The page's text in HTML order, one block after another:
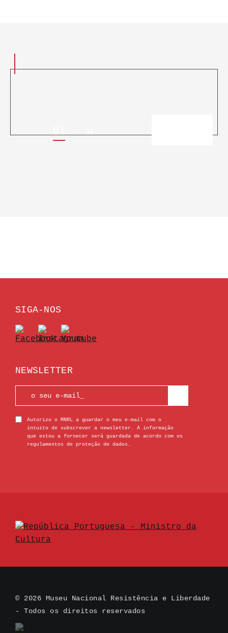
01 01
SIGA-NOS
NEWSLETTER
Autorizo o MNRL a guardar o meu e-mail com o
intuito de subscrever a newsletter. A informação
que estou a fornecer será guardada de acordo com os
regulamentos de proteção de dados.
© 2026 Museu Nacional Resistência e Liberdade
- Todos os direitos reservados